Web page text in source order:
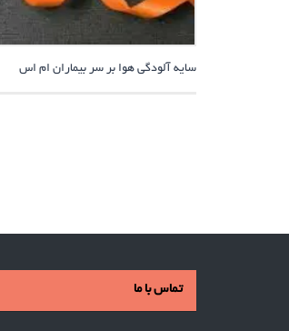
سایه آلودگی هوا بر سر بیماران ام اس
تماس با ما